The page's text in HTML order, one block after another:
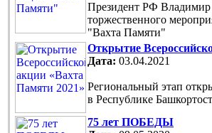
Президент РФ Владимир
торжественного
"Вахта Памяти"
Открытие
Дата: 03.04.2021
Региональный этап
в Республике
75 лет ПОБЕДЫ